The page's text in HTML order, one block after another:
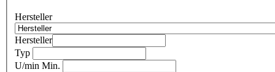
Hersteller
Hersteller
Typ
U/min Min.